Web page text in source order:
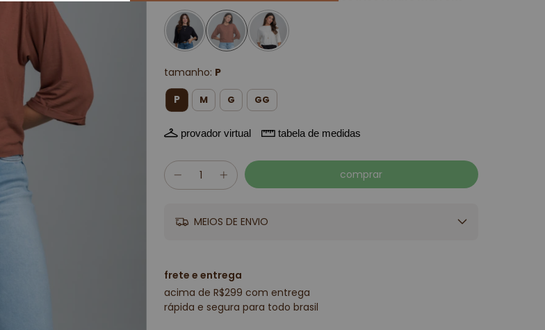
tamanho: P
P M G GG
provador virtual tabela de medidas
MEIOS DE ENVIO
frete e entrega
acima de R$299 com entrega
rápida e segura para todo brasil